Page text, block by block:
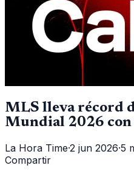
MLS lleva récord
Mundial 2026
La Hora Time·2 jun 2026·5
Compartir